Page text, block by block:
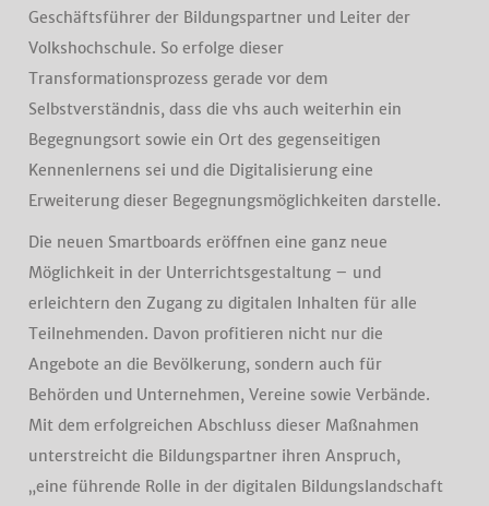
Geschäftsführer der Bildungspartner und Leiter der
Volkshochschule. So erfolge dieser
Transformationsprozess gerade vor dem
Selbstverständnis, dass die vhs auch weiterhin ein
Begegnungsort sowie ein Ort des gegenseitigen
Kennenlernens sei und die Digitalisierung eine
Erweiterung dieser Begegnungsmöglichkeiten darstelle.
Die neuen Smartboards eröffnen eine ganz neue
Möglichkeit in der Unterrichtsgestaltung – und
erleichtern den Zugang zu digitalen Inhalten für alle
Teilnehmenden. Davon profitieren nicht nur die
Angebote an die Bevölkerung, sondern auch für
Behörden und Unternehmen, Vereine sowie Verbände.
Mit dem erfolgreichen Abschluss dieser Maßnahmen
unterstreicht die Bildungspartner ihren Anspruch,
„eine führende Rolle in der digitalen Bildungslandschaft